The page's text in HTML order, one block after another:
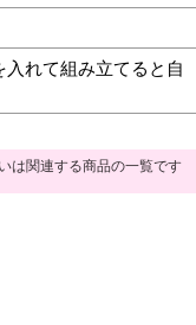
れて組み立てると自
は関連する商品の一覧です